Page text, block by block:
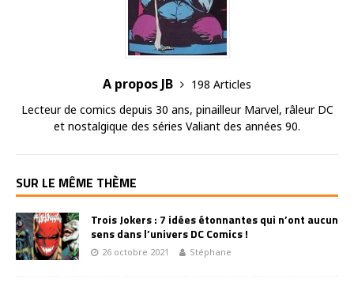
A propos JB
198 Articles
Lecteur de comics depuis 30 ans, pinailleur Marvel, râleur DC
et nostalgique des séries Valiant des années 90.
SUR LE MÊME THÈME
Trois Jokers : 7 idées étonnantes qui n’ont aucun
sens dans l’univers DC Comics !
26 octobre 2021 Stéphane